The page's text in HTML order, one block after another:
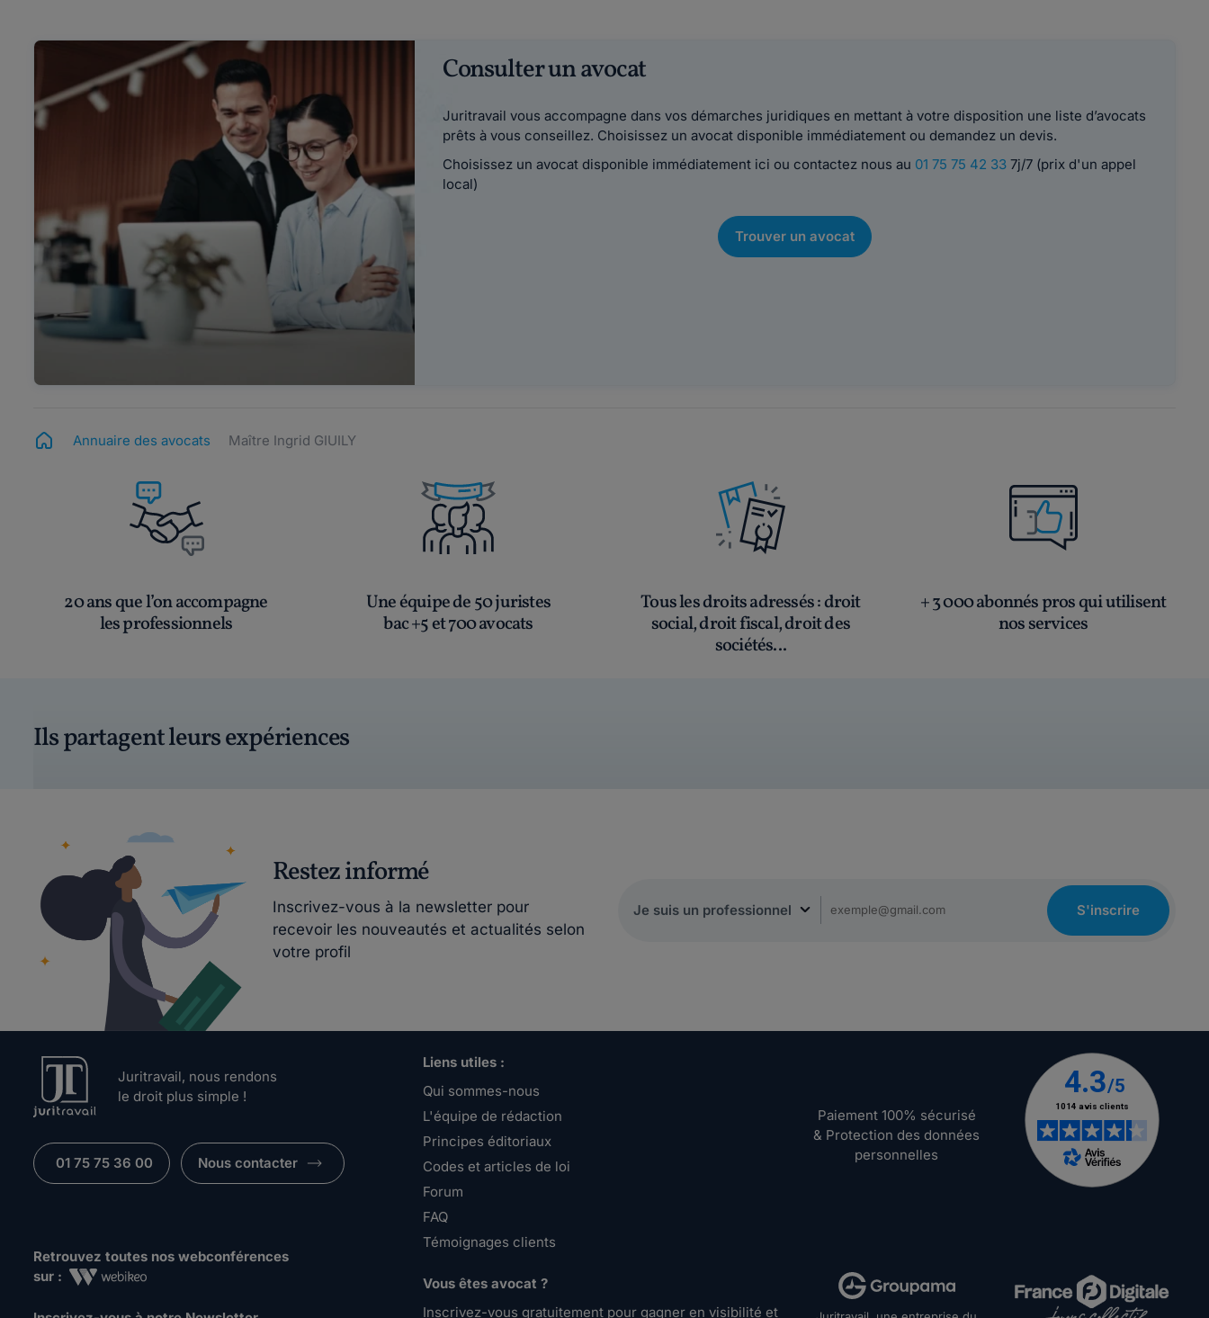
Consulter un avocat
Juritravail vous accompagne dans vos démarches juridiques en mettant à votre disposition une liste d’avocats
prêts à vous conseillez. Choisissez un avocat disponible immédiatement ou demandez un devis.
Choisissez un avocat disponible immédiatement ici ou contactez nous au 01 75 75 42 337j/7 (prix d'un appel
local)
Trouver un avocat
Annuaire des avocats Maître Ingrid GIUILY
20 ans que l’on accompagne
les professionnels
Une équipe de 50 juristes
bac +5 et 700 avocats
Tous les droits adressés: droit
social, droit fiscal, droit des
sociétés...
+ 3 000 abonnés pros qui utilisent
nos services
Ils partagent leurs expériences
Restez informé
Inscrivez-vous à la newsletter pour
recevoir les nouveautés et actualités selon
votre profil
S'inscrire
Juritravail, nous rendons
le droit plus simple !
01 75 75 36 00 Nous contacter
Retrouvez toutes nos webconférences
sur :
Liens utiles :
Qui sommes-nous
L'équipe de rédaction
Principes éditoriaux
Codes et articles de loi
Forum
FAQ
Témoignages clients
Vous êtes avocat ?
Inscrivez-vous gratuitement pour gagner en visibilité et
Paiement 100% sécurisé
& Protection des données
personnelles